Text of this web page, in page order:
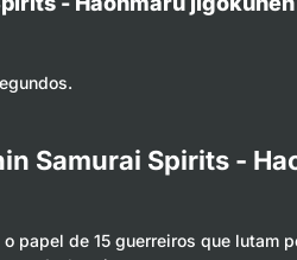
Samurai Spirits -
papel de 15 guerreiros que lutam